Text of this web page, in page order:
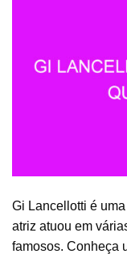
Gi Lancellotti é
atriz atuou em
famosos. Conheça